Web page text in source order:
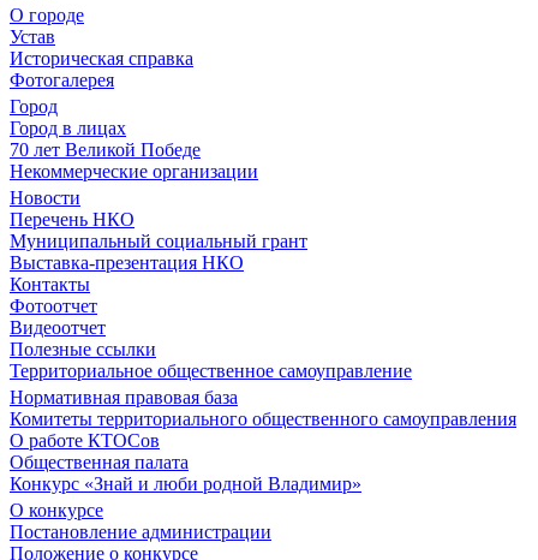
О городе
Устав
Историческая справка
Фотогалерея
Город
Город в лицах
70 лет Великой Победе
Некоммерческие организации
Новости
Перечень НКО
Муниципальный социальный грант
Выставка-презентация НКО
Контакты
Фотоотчет
Видеоотчет
Полезные ссылки
Территориальное общественное самоуправление
Нормативная правовая база
Комитеты территориального общественного самоуправления
О работе КТОСов
Общественная палата
Конкурс «Знай и люби родной Владимир»
О конкурсе
Постановление администрации
Положение о конкурсе